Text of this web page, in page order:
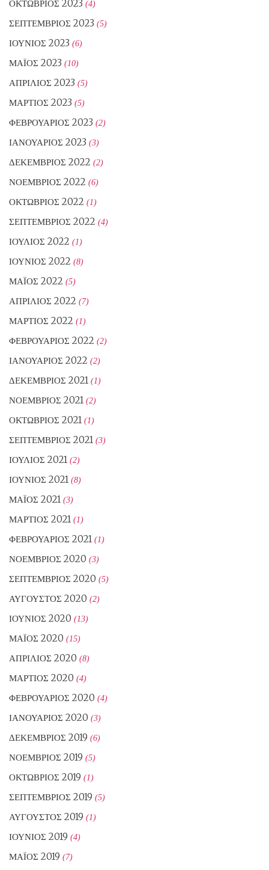
ΟΚΤΏΒΡΙΟΣ 2023 (4)
ΣΕΠΤΈΜΒΡΙΟΣ 2023 (5)
ΙΟΎΝΙΟΣ 2023 (6)
ΜΆΙΟΣ 2023 (10)
ΑΠΡΊΛΙΟΣ 2023 (5)
ΜΆΡΤΙΟΣ 2023 (5)
ΦΕΒΡΟΥΆΡΙΟΣ 2023 (2)
ΙΑΝΟΥΆΡΙΟΣ 2023 (3)
ΔΕΚΈΜΒΡΙΟΣ 2022 (2)
ΝΟΈΜΒΡΙΟΣ 2022 (6)
ΟΚΤΏΒΡΙΟΣ 2022 (1)
ΣΕΠΤΈΜΒΡΙΟΣ 2022 (4)
ΙΟΎΛΙΟΣ 2022 (1)
ΙΟΎΝΙΟΣ 2022 (8)
ΜΆΙΟΣ 2022 (5)
ΑΠΡΊΛΙΟΣ 2022 (7)
ΜΆΡΤΙΟΣ 2022 (1)
ΦΕΒΡΟΥΆΡΙΟΣ 2022 (2)
ΙΑΝΟΥΆΡΙΟΣ 2022 (2)
ΔΕΚΈΜΒΡΙΟΣ 2021 (1)
ΝΟΈΜΒΡΙΟΣ 2021 (2)
ΟΚΤΏΒΡΙΟΣ 2021 (1)
ΣΕΠΤΈΜΒΡΙΟΣ 2021 (3)
ΙΟΎΛΙΟΣ 2021 (2)
ΙΟΎΝΙΟΣ 2021 (8)
ΜΆΙΟΣ 2021 (3)
ΜΆΡΤΙΟΣ 2021 (1)
ΦΕΒΡΟΥΆΡΙΟΣ 2021 (1)
ΝΟΈΜΒΡΙΟΣ 2020 (3)
ΣΕΠΤΈΜΒΡΙΟΣ 2020 (5)
ΑΎΓΟΥΣΤΟΣ 2020 (2)
ΙΟΎΝΙΟΣ 2020 (13)
ΜΆΙΟΣ 2020 (15)
ΑΠΡΊΛΙΟΣ 2020 (8)
ΜΆΡΤΙΟΣ 2020 (4)
ΦΕΒΡΟΥΆΡΙΟΣ 2020 (4)
ΙΑΝΟΥΆΡΙΟΣ 2020 (3)
ΔΕΚΈΜΒΡΙΟΣ 2019 (6)
ΝΟΈΜΒΡΙΟΣ 2019 (5)
ΟΚΤΏΒΡΙΟΣ 2019 (1)
ΣΕΠΤΈΜΒΡΙΟΣ 2019 (5)
ΑΎΓΟΥΣΤΟΣ 2019 (1)
ΙΟΎΝΙΟΣ 2019 (4)
ΜΆΙΟΣ 2019 (7)